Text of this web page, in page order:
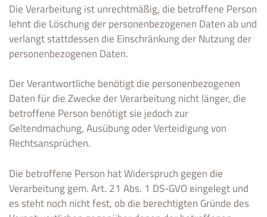
Die Verarbeitung ist unrechtmäßig, die betroffene Person
lehnt die Löschung der personenbezogenen Daten ab und
verlangt stattdessen die Einschränkung der Nutzung der
personenbezogenen Daten.
Der Verantwortliche benötigt die personenbezogenen
Daten für die Zwecke der Verarbeitung nicht länger, die
betroffene Person benötigt sie jedoch zur
Geltendmachung, Ausübung oder Verteidigung von
Rechtsansprüchen.
Die betroffene Person hat Widerspruch gegen die
Verarbeitung gem. Art. 21 Abs. 1 DS-GVO eingelegt und
es steht noch nicht fest, ob die berechtigten Gründe des